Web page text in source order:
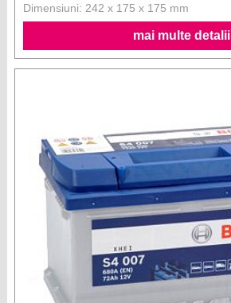
Dimensiuni: 242 x 175 x 175 mm
mai multe detalii